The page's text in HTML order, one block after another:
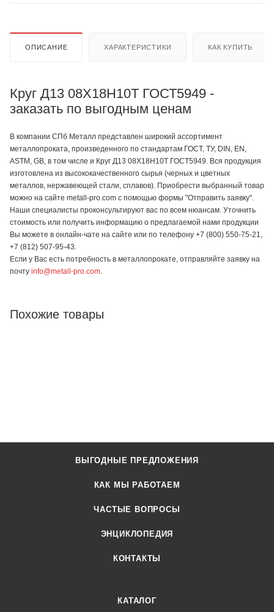
ОПИСАНИЕ ХАРАКТЕРИСТИКИ КАК КУПИТЬ
Круг Д13 08Х18Н10Т ГОСТ5949 -
заказать по выгодным ценам
В компании СПб Металл представлен широкий ассортимент
металлопроката, произведенного по стандартам ГОСТ, ТУ, DIN, EN,
ASTM, GB, в том числе и Круг Д13 08Х18Н10Т ГОСТ5949. Вся продукция
изготовлена из высококачественного сырья (черных и цветных
металлов, нержавеющей стали, сплавов). Приобрести выбранный товар
можно на сайте metall-pro.com с помощью формы "Отправить заявку".
Наши специалисты проконсультируют вас по всем нюансам. Уточнить
стоимость или получить информацию о предлагаемой нами продукции
Вы можете в онлайн-чате на сайте или по телефону +7 (800) 550-75-21,
+7 (812) 507-95-43.
Если у Вас есть потребность в металлопрокате, отправляйте заявку на
почту info@metall-pro.com
Похожие товары
ВЫГОДНЫЕ ПРЕДЛОЖЕНИЯ
КАК МЫ РАБОТАЕМ
ЧАСТЫЕ ВОПРОСЫ
ЭНЦИКЛОПЕДИЯ
КОНТАКТЫ
КАТАЛОГ